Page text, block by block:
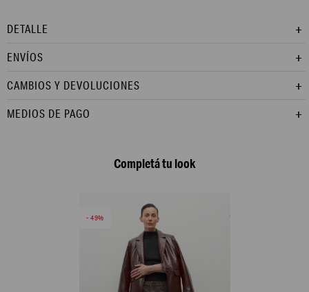
DETALLE
ENVÍOS
CAMBIOS Y DEVOLUCIONES
MEDIOS DE PAGO
Completá tu look
49